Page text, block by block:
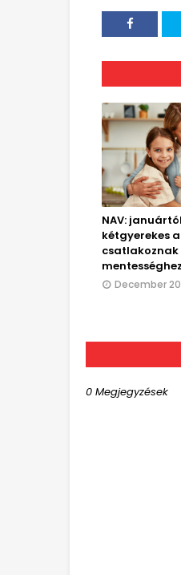
NAV:
kétgyerekes
csatlakoznak
mentességhez
December
0 Megjegyzések